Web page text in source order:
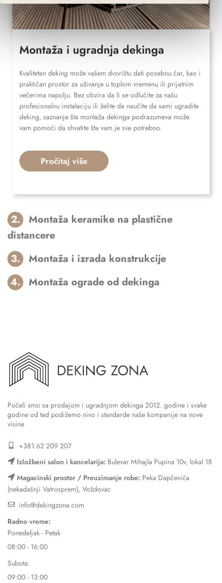
Montaža i ugradnja dekinga
Kvalitetan deking može vašem dvorištu dati posebnu čar, kao i
praktičan prostor za uživanje u toplom vremenu ili prijatnim
večerima napolju. Bez obzira da li se odlučite za našu
profesionalnu instalaciju ili želite da naučite da sami ugradite
deking, saznanje šta montaža dekinga podrazumeva može
vam pomoći da shvatite šta vam je sve potrebno.
Pročitaj više
2.
Montaža keramike na plastične
distancere
3.
Montaža i izrada konstrukcije
4.
Montaža ograde od dekinga
Počeli smo sa prodajom i ugradnjom dekinga 2012. godine i svake
godine od tad podižemo nivo i standarde naše kompanije na nove
visine
+381 62 209 207
Izložbeni salon i kancelarija: Bulevar Mihajla Pupina 10v, lokal 18
Magacinski prostor / Preuzimanje robe: Peka Dapčevića
(nekadašnji Vatrosprem), Voždovac
info@dekingzona.com
Radno vreme:
Ponedeljak - Petak
08:00 - 16:00
Subota:
09:00 - 13:00